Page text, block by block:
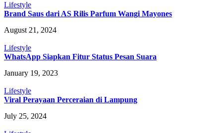
Lifestyle
Brand Saus dari AS Rilis Parfum Wangi Mayones
August 21, 2024
Lifestyle
WhatsApp Siapkan Fitur Status Pesan Suara
January 19, 2023
Lifestyle
Viral Perayaan Perceraian di Lampung
July 25, 2024